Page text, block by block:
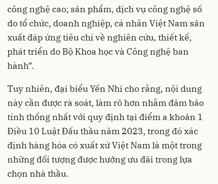
công nghệ cao; sản phẩm, dịch vụ công nghệ số
do tổ chức, doanh nghiệp, cá nhân Việt Nam sản
xuất đáp ứng tiêu chí về nghiên cứu, thiết kế,
phát triển do Bộ Khoa học và Công nghệ ban
hành”.
Tuy nhiên, đại biểu Yến Nhi cho rằng, nội dung
này cần được rà soát, làm rõ hơn nhằm đảm bảo
tính thống nhất với quy định tại điểm a khoản 1
Điều 10 Luật Đấu thầu năm 2023, trong đó xác
định hàng hóa có xuất xứ Việt Nam là một trong
những đối tượng được hưởng ưu đãi trong lựa
chọn nhà thầu.